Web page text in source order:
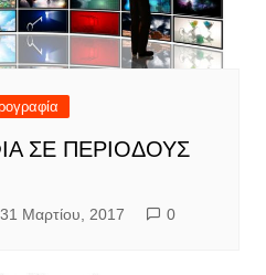
ΣΕ ΠΕΡΙΟΔΟΥΣ
31 Μαρτίου, 2017 0